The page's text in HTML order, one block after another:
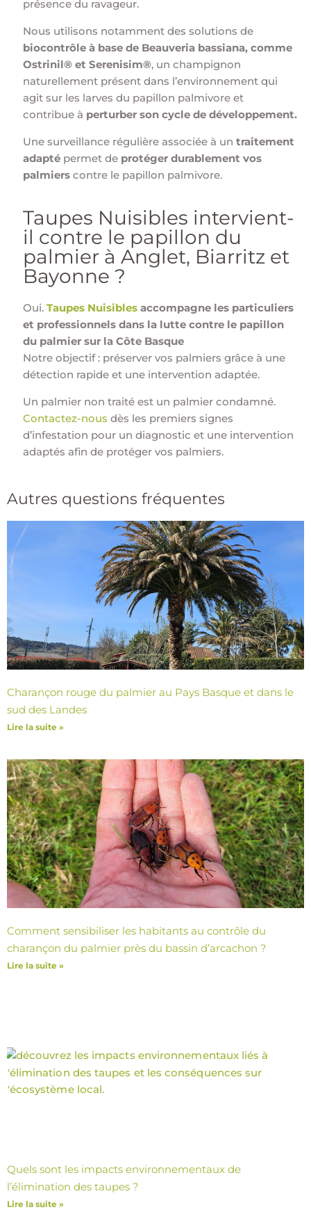
présence du ravageur.
Nous utilisons notamment des solutions de
biocontrôle à base de Beauveria bassiana, comme
Ostrinil® et Serenisim®, un champignon
naturellement présent dans l’environnement qui
agit sur les larves du papillon palmivore et
contribue à perturber son cycle de développement.
Une surveillance régulière associée à un traitement
adapté permet de protéger durablement vos
palmiers contre le papillon palmivore.
Taupes Nuisibles intervient-
il contre le papillon du
palmier à Anglet, Biarritz et
Bayonne ?
Oui. Taupes Nuisibles accompagne les particuliers
et professionnels dans la lutte contre le papillon
du palmier sur la Côte Basque
Notre objectif : préserver vos palmiers grâce à une
détection rapide et une intervention adaptée.
Un palmier non traité est un palmier condamné.
Contactez-nous dès les premiers signes
d’infestation pour un diagnostic et une intervention
adaptés afin de protéger vos palmiers.
Autres questions fréquentes
Charançon rouge du palmier au Pays Basque et dans le
sud des Landes
Lire la suite »
Comment sensibiliser les habitants au contrôle du
charançon du palmier près du bassin d’arcachon ?
Lire la suite »
Quels sont les impacts environnementaux de
l’élimination des taupes ?
Lire la suite »